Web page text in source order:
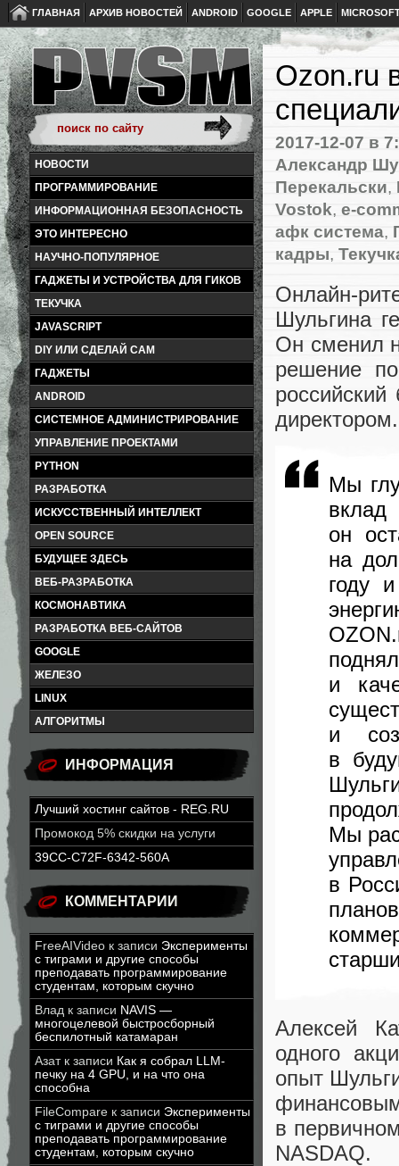
ГЛАВНАЯ АРХИВ НОВОСТЕЙ ANDROID GOOGLE APPLE
НОВОСТИ
ПРОГРАММИРОВАНИЕ
ИНФОРМАЦИОННАЯ БЕЗОПАСНОСТЬ
ЭТО ИНТЕРЕСНО
НАУЧНО-ПОПУЛЯРНОЕ
ГАДЖЕТЫ И УСТРОЙСТВА ДЛЯ ГИКОВ
ТЕКУЧКА
JAVASCRIPT
DIY ИЛИ СДЕЛАЙ САМ
ГАДЖЕТЫ
ANDROID
СИСТЕМНОЕ АДМИНИСТРИРОВАНИЕ
УПРАВЛЕНИЕ ПРОЕКТАМИ
PYTHON
РАЗРАБОТКА
ИСКУССТВЕННЫЙ ИНТЕЛЛЕКТ
OPEN SOURCE
БУДУЩЕЕ ЗДЕСЬ
ВЕБ-РАЗРАБОТКА
КОСМОНАВТИКА
РАЗРАБОТКА ВЕБ-САЙТОВ
GOOGLE
ЖЕЛЕЗО
LINUX
АЛГОРИТМЫ
ИНФОРМАЦИЯ
Лучший хостинг сайтов - REG.RU
Промокод 5% скидки на услуги
39CC-C72F-6342-560A
КОММЕНТАРИИ
FreeAIVideo к записи Эксперименты
с тиграми и другие способы
преподавать программирование
студентам, которым скучно
Влад к записи NAVIS —
многоцелевой быстросборный
беспилотный катамаран
Азатк записи Как я собрал LLM-
печку на 4 GPU, и на что она
способна
FileCompare к записи Эксперименты
с тиграми и другие способы
преподавать программирование
студентам, которым скучно
Ozon.ru
2017-12-07 в
Александр
Перекальски,
Vostok, e-
афк система,
кадры,
Онлайн-
Шульгина
Он сменил
решение
российский
директором.
Мы
он
на
году
и
и
в
Мы
в
Алексей
одного
опыт
в
NASDAQ.